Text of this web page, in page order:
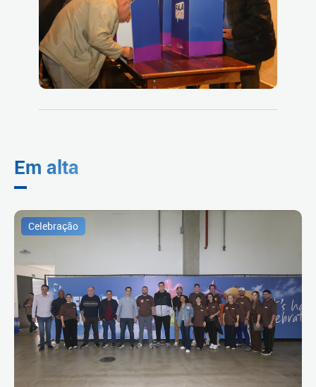
Em alta
Celebração